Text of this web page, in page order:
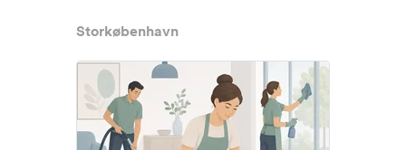
Storkøbenhavn